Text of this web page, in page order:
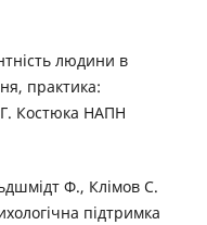
людини в
практика:
Г. Костюка НАПН
Ф., Клімов С.
підтримка